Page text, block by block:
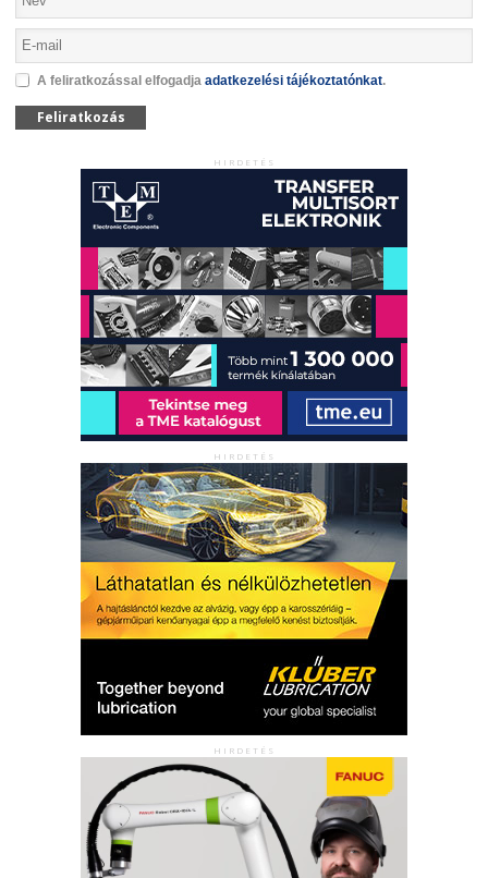
A feliratkozással elfogadja adatkezelési tájékoztatónkat.
Feliratkozás
HIRDETÉS
HIRDETÉS
HIRDETÉS